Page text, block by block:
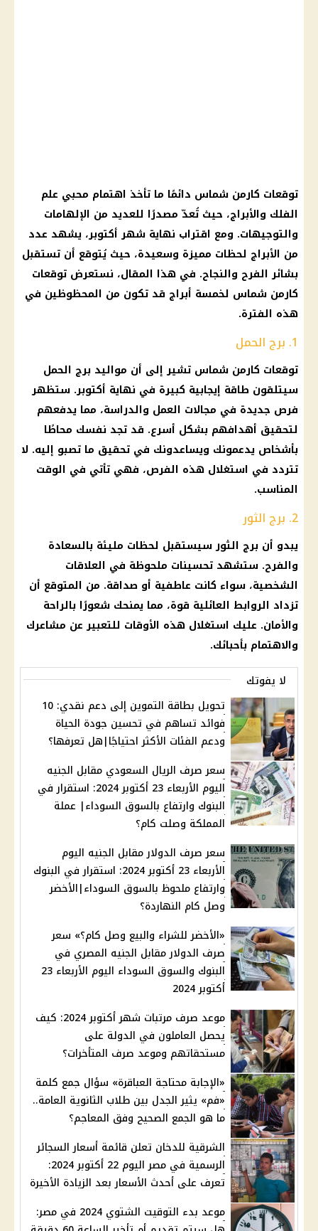
توقعات كارمن شماس دائمًا ما تأخذ اهتمام محبي علم
الفلك والأبراج، حيث تُعدّ مصدرًا للعديد من الإلهامات
والتوجيهات. ومع اقتراب نهاية شهر أكتوبر، يشهد عدد
من الأبراج لحظات مميزة وسعيدة، حيث يُتوقع أن تستقبل
بشائرالفرح والنجاح. في هذا المقال، نستعرض توقعات
كارمن شماس لخمسة أبراج قد تكون من المحظوظين في
هذه الفترة.
1. برج الحمل
توقعات كارمن شماس تشير إلى أن مواليد برج الحمل
سيتلقون طاقة إيجابية كبيرة في نهاية أكتوبر. ستظهر
فرص جديدة في مجالات العمل والدراسة، مما يدفعهم
لتحقيق أهدافهم بشكل أسرع. قد تجد نفسك محاطًا
بأشخاص يدعمونك ويساعدونك في تحقيق ما تصبو إليه. لا
تتردد في استغلال هذه الفرص، فهي تأتي في الوقت
المناسب.
2. برج الثور
يبدو أن برج الثورسيستقبل لحظات مليئة بالسعادة
والفرح. ستشهد تحسينات ملحوظة في العلاقات
الشخصية، سواء كانت عاطفية أو صداقة. من المتوقع أن
تزداد الروابط العائلية قوة، مما يمنحك شعورًا بالراحة
والأمان. عليك استغلال هذه الأوقات للتعبير عن مشاعرك
والاهتمام بأحبائك.
لا يفوتك
تحويل بطاقة التموين إلى دعم نقدي: 10
فوائد تساهم في تحسين جودة الحياة
ودعم الفئات الأكثر احتياجًا|هل تعرفها؟
سعر صرف الريال السعودي مقابل الجنيه
اليوم الأربعاء 23 أكتوبر 2024: استقرار في
البنوك وارتفاع بالسوق السوداء| عملة
المملكة وصلت كام؟
سعر صرف الدولار مقابل الجنيه اليوم
الأربعاء 23 أكتوبر 2024: استقرار في البنوك
وارتفاع ملحوظ بالسوق السوداء|الأخضر
وصل كام النهاردة؟
«الأخضر للشراء والبيع وصل كام؟» سعر
صرف الدولار مقابل الجنيه المصري في
البنوك والسوق السوداء اليوم الأربعاء 23
أكتوبر 2024
موعد صرف مرتبات شهر أكتوبر 2024: كيف
يحصل العاملون في الدولة على
مستحقاتهم وموعد صرف المتأخرات؟
«الإجابة محتاجة العباقرة» سؤال جمع كلمة
«فم» يثير الجدل بين طلاب الثانوية العامة..
ما هو الجمع الصحيح وفق المعاجم؟
الشرقية للدخان تعلن قائمة أسعار السجائر
الرسمية في مصر اليوم 22 أكتوبر 2024:
تعرف على أحدث الأسعار بعد الزيادة الأخيرة
موعد بدء التوقيت الشتوي 2024 في مصر: